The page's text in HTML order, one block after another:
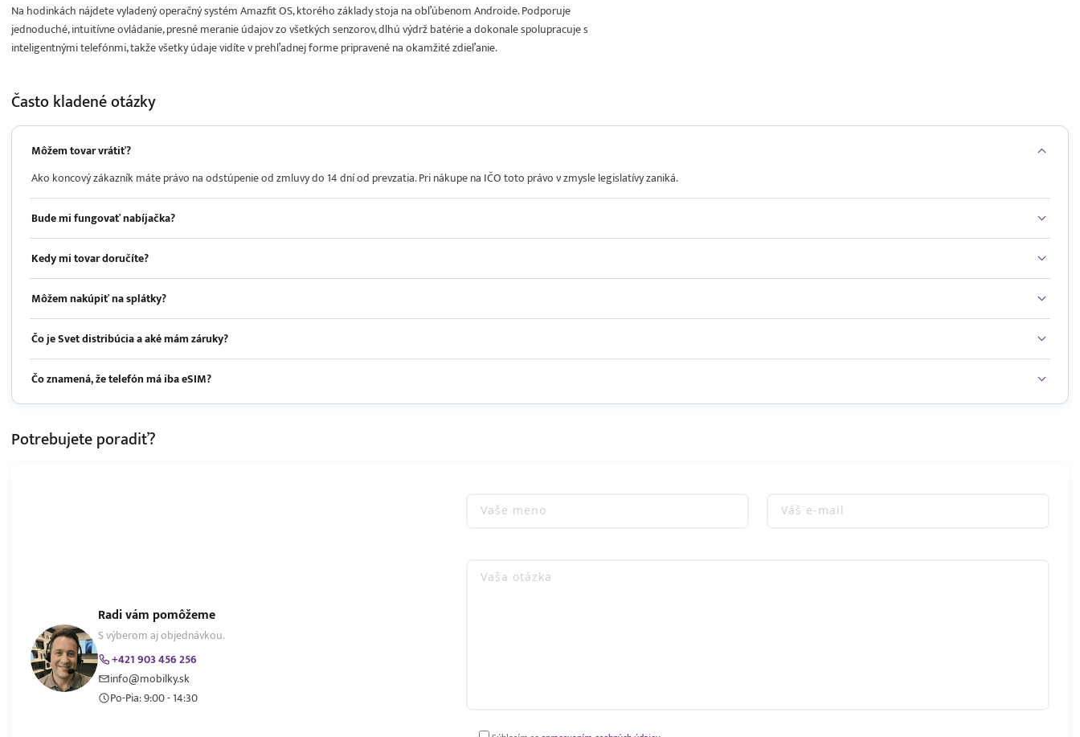
Na hodinkách nájdete vyladený operačný systém Amazfit OS, ktorého základy stoja na obľúbenom Androide. Podporuje
jednoduché, intuitívne ovládanie, presné meranie údajov zo všetkých senzorov, dlhú výdrž batérie a dokonale spolupracuje s
inteligentnými telefónmi, takže všetky údaje vidíte v prehľadnej forme pripravené na okamžité zdieľanie.
Často kladenéotázky
Môžem tovar vrátiť?
Ako koncový zákazník máte právo na odstúpenie od zmluvy do 14 dní od prevzatia. Pri nákupe na IČO toto právo v zmysle legislatívy zaniká.
Bude mi fungovať nabíjačka?
Kedy mi tovar doručíte?
Môžem nakúpiť na splátky?
Čo je Svet distribúcia a aké mám záruky?
Čo znamená, že telefón má iba eSIM?
Potrebujeteporadiť?
Radi vám pomôžeme
S výberom aj objednávkou.
+421 903 456 256
info@mobilky.sk
Po-Pia: 9:00 - 14:30